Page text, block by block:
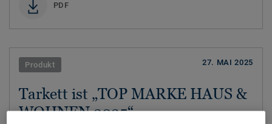
PDF
Produkt 27. MAI 2025
Tarkett ist „TOP MARKE HAUS &
WOHNEN 2025“